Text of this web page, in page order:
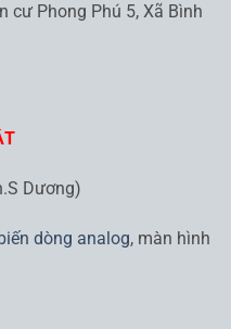
cư Phong Phú 5, Xã Bình
Dương)
dòng analog, màn hình